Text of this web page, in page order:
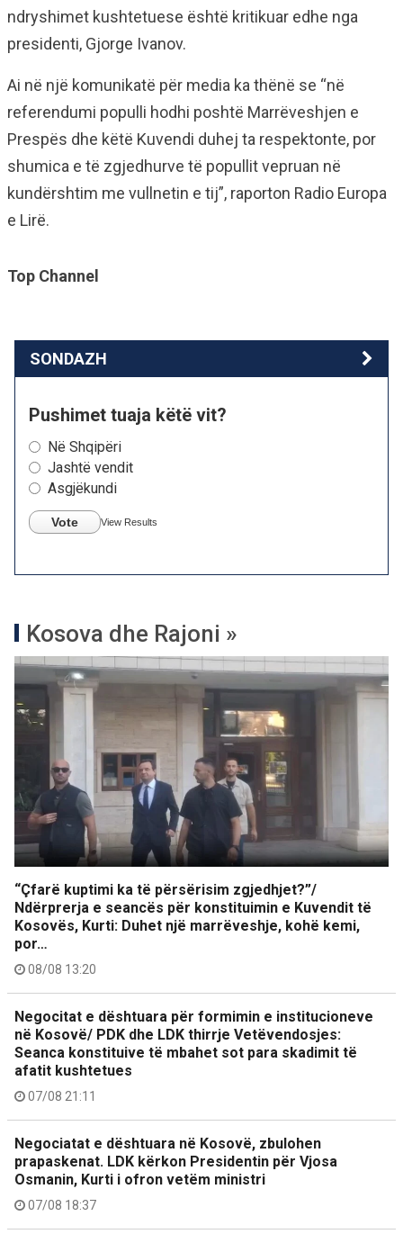
ndryshimet kushtetuese është kritikuar edhe nga
presidenti, Gjorge Ivanov.
Ai në një komunikatë për media ka thënë se “në
referendumi populli hodhi poshtë Marrëveshjen e
Prespës dhe këtë Kuvendi duhej ta respektonte, por
shumica e të zgjedhurve të popullit vepruan në
kundërshtim me vullnetin e tij”, raporton Radio Europa
e Lirë.
Top Channel
SONDAZH
Pushimet tuaja këtë vit?
Në Shqipëri
Jashtë vendit
Asgjëkundi
Vote View Results
Kosova dhe Rajoni »
“Çfarë kuptimi ka të përsërisim zgjedhjet?”/
Ndërprerja e seancës për konstituimin e Kuvendit të
Kosovës, Kurti: Duhet një marrëveshje, kohë kemi,
por…
08/08 13:20
Negocitat e dështuara për formimin e institucioneve
në Kosovë/ PDK dhe LDK thirrje Vetëvendosjes:
Seanca konstituive të mbahet sot para skadimit të
afatit kushtetues
07/08 21:11
Negociatat e dështuara në Kosovë, zbulohen
prapaskenat. LDK kërkon Presidentin për Vjosa
Osmanin, Kurti i ofron vetëm ministri
07/08 18:37